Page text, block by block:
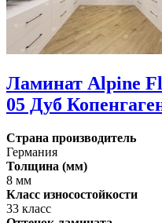
Ламинат Alpine
05 Дуб
Страна производитель
Германия
Толщина (мм)
8 мм
Класс износостойкости
33 класс